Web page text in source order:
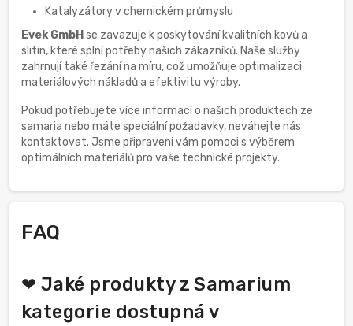
Katalyzátory v chemickém průmyslu
Evek GmbH se zavazuje k poskytování kvalitních kovů a
slitin, které splní potřeby našich zákazníků. Naše služby
zahrnují také řezání na míru, což umožňuje optimalizaci
materiálových nákladů a efektivitu výroby.
Pokud potřebujete více informací o našich produktech ze
samaria nebo máte speciální požadavky, neváhejte nás
kontaktovat. Jsme připraveni vám pomoci s výběrem
optimálních materiálů pro vaše technické projekty.
FAQ
❤ Jaké produkty z Samarium
kategorie dostupná v